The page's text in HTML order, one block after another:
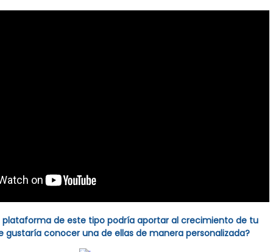
plataforma de este tipo podría aportar al crecimiento de tu
gustaría conocer una de ellas de manera personalizada?